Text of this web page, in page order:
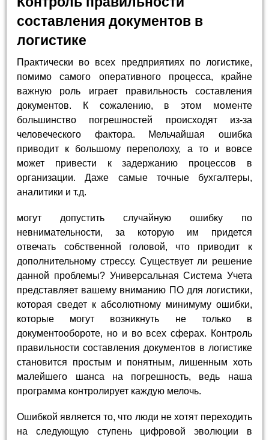
составления документов в
логистике
Практически во всех предприятиях по логистике,
помимо самого оперативного процесса, крайне
важную роль играет правильность составления
документов. К сожалению, в этом моменте
большинство погрешностей происходят из-за
человеческого фактора. Мельчайшая ошибка
приводит к большому переполоху, а то и вовсе
может привести к задержанию процессов в
организации. Даже самые точные бухгалтеры,
аналитики и т.д.
могут допустить случайную ошибку по
невнимательности, за которую им придется
отвечать собственной головой, что приводит к
дополнительному стрессу. Существует ли решение
данной проблемы? Универсальная Система Учета
представляет вашему вниманию ПО для логистики,
которая сведет к абсолютному минимуму ошибки,
которые могут возникнуть не только в
документообороте, но и во всех сферах. Контроль
правильности составления документов в логистике
становится простым и понятным, лишенным хоть
малейшего шанса на погрешность, ведь наша
программа контролирует каждую мелочь.
Ошибкой является то, что люди не хотят переходить
на следующую ступень цифровой эволюции в